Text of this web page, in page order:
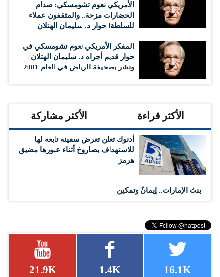
الأمريكي نعوم تشومسكي: صدام
الحضارات مزحة.. والمثقفون عملاء
للسلطة! حوار د. سليمان الهتلان
المفكر الأمريكي نعوم تشومسكي في
حوار قديم أجراه د. سليمان الهتلان
ونشر بصحيفة الرياض في العام 2001
الأكثر قراءة الأكثر مشاركة
أدنوك تعلن تعرض سفينة تابعة لها
للاستهداف بصاروخ أثناء عبورها مضيق
هرمز
بنتُ الإمارات.. إيمانٌ وتمكين
21.9K 1.4K 16.1K